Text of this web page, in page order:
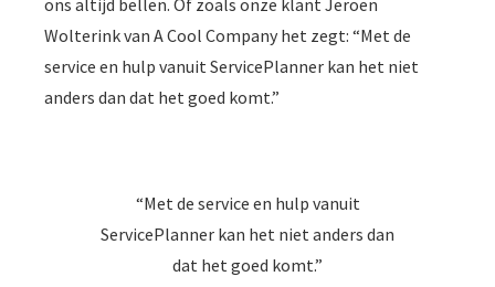
Wolterink van A Cool Company het zegt: “Met de
service en hulp vanuit ServicePlanner kan het niet
anders dan dat het goed komt.”
“Met de service en hulp vanuit
ServicePlanner kan het niet anders dan
dat het goed komt.”